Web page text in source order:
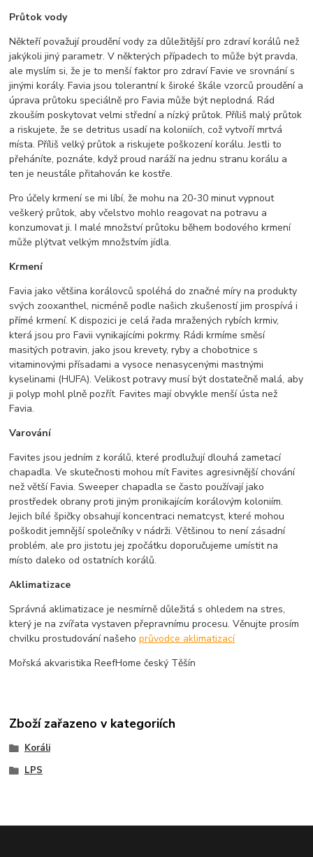
Průtok vody
Někteří považují proudění vody za důležitější pro zdraví korálů než
jakýkoli jiný parametr. V některých případech to může být pravda,
ale myslím si, že je to menší faktor pro zdraví Favie ve srovnání s
jinými korály. Favia jsou tolerantní k široké škále vzorců proudění a
úprava průtoku speciálně pro Favia může být neplodná. Rád
zkouším poskytovat velmi střední a nízký průtok. Příliš malý průtok
a riskujete, že se detritus usadí na koloniích, což vytvoří mrtvá
místa. Příliš velký průtok a riskujete poškození korálu. Jestli to
přeháníte, poznáte, když proud naráží na jednu stranu korálu a
ten je neustále přitahován ke kostře.
Pro účely krmení se mi líbí, že mohu na 20-30 minut vypnout
veškerý průtok, aby včelstvo mohlo reagovat na potravu a
konzumovat ji. I malé množství průtoku během bodového krmení
může plýtvat velkým množstvím jídla.
Krmení
Favia jako většina korálovců spoléhá do značné míry na produkty
svých zooxanthel, nicméně podle našich zkušeností jim prospívá i
přímé krmení. K dispozici je celá řada mražených rybích krmiv,
která jsou pro Favii vynikajícími pokrmy. Rádi krmíme směsí
masitých potravin, jako jsou krevety, ryby a chobotnice s
vitaminovými přísadami a vysoce nenasycenými mastnými
kyselinami (HUFA). Velikost potravy musí být dostatečně malá, aby
ji polyp mohl plně pozřít. Favites mají obvykle menší ústa než
Favia.
Varování
Favites jsou jedním z korálů, které prodlužují dlouhá zametací
chapadla. Ve skutečnosti mohou mít Favites agresivnější chování
než větší Favia. Sweeper chapadla se často používají jako
prostředek obrany proti jiným pronikajícím korálovým koloniím.
Jejich bílé špičky obsahují koncentraci nematcyst, které mohou
poškodit jemnější společníky v nádrži. Většinou to není zásadní
problém, ale pro jistotu jej zpočátku doporučujeme umístit na
místo daleko od ostatních korálů.
Aklimatizace
Správná aklimatizace je nesmírně důležitá s ohledem na stres,
který je na zvířata vystaven přepravnímu procesu. Věnujte prosím
chvilku prostudování našehoprůvodce aklimatizací
Mořská akvaristika ReefHome český Těšín
Zboží zařazeno v kategoriích
Koráli
LPS